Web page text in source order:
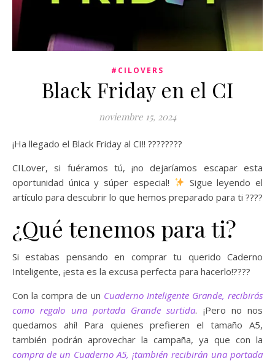
#CILOVERS
Black Friday en el CI
noviembre 15, 2024
¡Ha llegado el Black Friday al CI!! ????????
CILover, si fuéramos tú, ¡no dejaríamos escapar esta
oportunidad única y súper especial!
Sigue leyendo el
artículo para descubrir lo que hemos preparado para ti ????
¿Qué tenemos para ti?
Si estabas pensando en comprar tu querido Caderno
Inteligente, ¡esta es la excusa perfecta para hacerlo!????
Con la compra de un Cuaderno Inteligente Grande, recibirás
como regalo una portada Grande surtida. ¡Pero no nos
quedamos ahí! Para quienes prefieren el tamaño A5,
también podrán aprovechar la campaña, ya que con la
compra de un Cuaderno A5, ¡también recibirán una portada